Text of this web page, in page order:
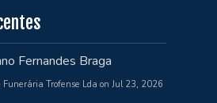
Fernandes Braga
Funerária Trofense Lda on Jul 23, 2026